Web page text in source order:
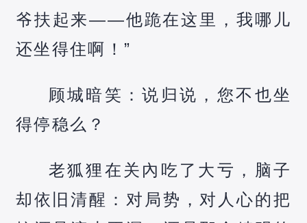
爷扶起来——他跪在这里，我哪儿
还坐得住啊！”
顾城暗笑：说归说，您不也坐
得停稳么？
老狐狸在关內吃了大亏，脑子
却依旧清醒：对局势，对人心的把